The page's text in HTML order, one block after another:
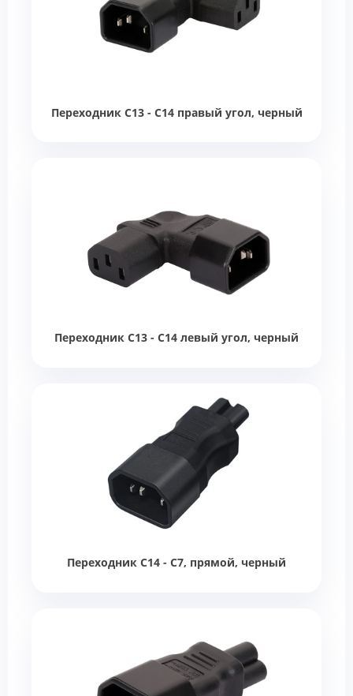
Переходник C13 - C14 правый угол, черный
Переходник C13 - C14 левый угол, черный
Переходник C14 - C7, прямой, черный